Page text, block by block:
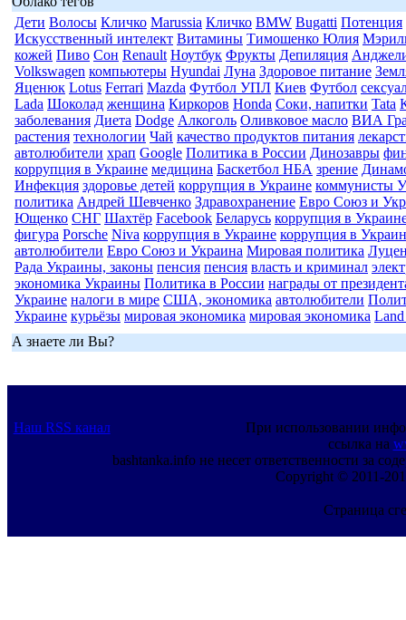
Дети Волосы Кличко Marussia Кличко BMW Bugatti Потенция
Искусственный интелект Витамины Тимошенко Юлия
кожей Пиво Сон Renault Ноутбук Фрукты Депиляция
Volkswagen компьютеры Hyundai Луна Здоровое питание
Яценюк Lotus Ferrari Mazda Футбол УПЛ Киев Футбол
Lada Шоколад женщина Киркоров Honda Соки, напитки Tata
заболевания Диета Dodge Алкоголь Оливковое масло ВИА
растения технологии Чай качество продуктов питания
автолюбители храп Google Политика в России Динозавры
коррупция в Украине медицина Баскетбол НБА зрение
Инфекция здоровье детей коррупция в Украине коммунисты
политика Андрей Шевченко Здравохранение Евро Союз и
Ющенко СНГ Шахтёр Facebook Беларусь коррупция в
фигура Porsche Niva коррупция в Украине коррупция в
автолюбители Евро Союз и Украина Мировая политика
Рада Украины, законы пенсия пенсия власть и криминал
экономика Украины Политика в России награды от
Украине налоги в мире США, экономика автолюбители
Украине курьёзы мировая экономика мировая экономика
А знаете ли Вы?
Наш RSS канал
При использовании
ссылка на
bashtanka.info не несет ответственности за
Copyright © 2011-
Страница